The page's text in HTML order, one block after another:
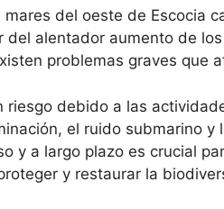
del oeste de Escocia
del alentador aumento de
problemas graves que
riesgo debido a las
el ruido submarino
y a largo plazo es crucial
y restaurar la